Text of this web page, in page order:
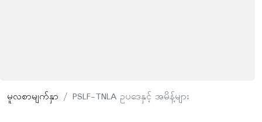
မူလစာမျက်နှာ PSLF-TNLA ဥပဒေနှင့် အမိန့်များ